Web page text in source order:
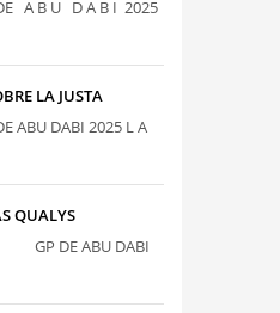
A B U D A B I 2025
LA JUSTA
ABU DABI 2025 L A
QUALYS
GP DE ABU DABI